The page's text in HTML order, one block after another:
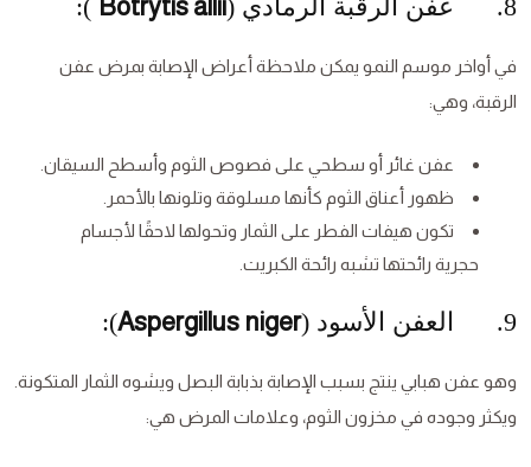
8. عفن الرقبة الرمادي ( Botrytis allii
):
في أواخر موسم النمو يمكن ملاحظة أعراض الإصابة بمرض عفن
الرقبة، وهي:
عفن غائر أو سطحي على فصوص الثوم وأسطح السيقان.
ظهور أعناق الثوم كأنها مسلوقة وتلونها بالأحمر.
تكون هيفات الفطر على الثمار وتحولها لاحقًا لأجسام
حجرية رائحتها تشبه رائحة الكبريت.
9. العفن الأسود ( Aspergillus niger
):
وهو عفن هبابي ينتج بسبب الإصابة بذبابة البصل ويشوه الثمار المتكونة.
ويكثر وجوده في مخزون الثوم، وعلامات المرض هي: